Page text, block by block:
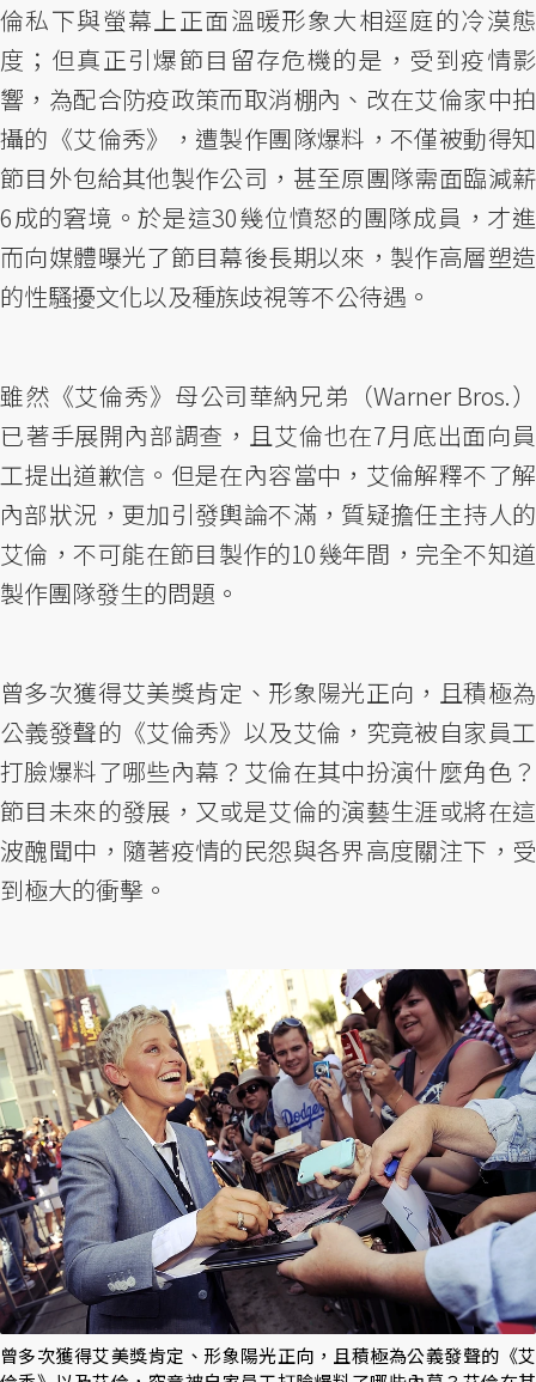
倫私下與螢幕上正面溫暖形象大相逕庭的冷漠態
度；但真正引爆節目留存危機的是，受到疫情影
響，為配合防疫政策而取消棚內、改在艾倫家中拍
攝的《艾倫秀》，遭製作團隊爆料，不僅被動得知
節目外包給其他製作公司，甚至原團隊需面臨減薪
6成的窘境。於是這30幾位憤怒的團隊成員，才進
而向媒體曝光了節目幕後長期以來，製作高層塑造
的性騷擾文化以及種族歧視等不公待遇。
雖然《艾倫秀》母公司華納兄弟（Warner Bros.）
已著手展開內部調查，且艾倫也在7月底出面向員
工提出道歉信。但是在內容當中，艾倫解釋不了解
內部狀況，更加引發輿論不滿，質疑擔任主持人的
艾倫，不可能在節目製作的10幾年間，完全不知道
製作團隊發生的問題。
曾多次獲得艾美獎肯定、形象陽光正向，且積極為
公義發聲的《艾倫秀》以及艾倫，究竟被自家員工
打臉爆料了哪些內幕？艾倫在其中扮演什麼角色？
節目未來的發展，又或是艾倫的演藝生涯或將在這
波醜聞中，隨著疫情的民怨與各界高度關注下，受
到極大的衝擊。
曾多次獲得艾美獎肯定、形象陽光正向，且積極為公義發聲的《艾